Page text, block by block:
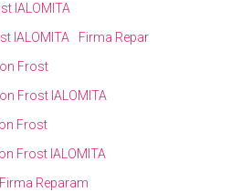
IALOMITA
IALOMITA
Firma Repar
Frost
Frost IALOMITA
Frost
Frost IALOMITA
Firma Reparam